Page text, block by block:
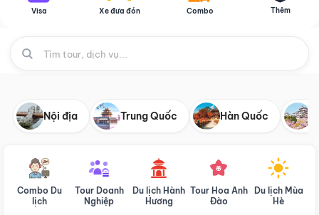
Visa Xe đưa đón Combo Thêm
Nội địa Trung Quốc Hàn Quốc
Combo Du
lịch
Tour Doanh
Nghiệp
Du lịch Hành
Hương
Tour Hoa Anh
Đào
Du lịch Mùa
Hè